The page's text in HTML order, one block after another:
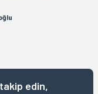
edin,